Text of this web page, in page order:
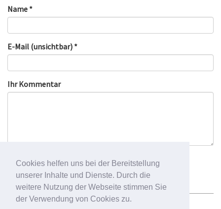
Cookies helfen uns bei der Bereitstellung
unserer Inhalte und Dienste. Durch die
weitere Nutzung der Webseite stimmen Sie
der Verwendung von Cookies zu.
Name *
E-Mail (unsichtbar) *
Ihr Kommentar